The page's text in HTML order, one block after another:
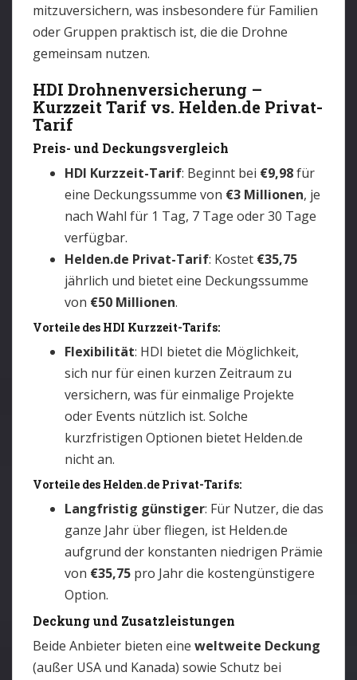
mitzuversichern, was insbesondere für Familien
oder Gruppen praktisch ist, die die Drohne
gemeinsam nutzen.
HDI Drohnenversicherung –
Kurzzeit Tarif vs. Helden.de Privat-
Tarif
Preis- und Deckungsvergleich
HDI Kurzzeit-Tarif: Beginnt bei €9,98für
eine Deckungssumme von €3 Millionen, je
nach Wahl für 1 Tag, 7 Tage oder 30 Tage
verfügbar.
Helden.de Privat-Tarif: Kostet €35,75
jährlich und bietet eine Deckungssumme
von €50 Millionen.
Vorteile des HDI Kurzzeit-Tarifs:
Flexibilität: HDI bietet die Möglichkeit,
sich nur für einen kurzen Zeitraum zu
versichern, was für einmalige Projekte
oder Events nützlich ist. Solche
kurzfristigen Optionen bietet Helden.de
nicht an.
Vorteile des Helden.de Privat-Tarifs:
Langfristig günstiger: Für Nutzer, die das
ganze Jahr über fliegen, ist Helden.de
aufgrund der konstanten niedrigen Prämie
von €35,75 pro Jahr die kostengünstigere
Option.
Deckung und Zusatzleistungen
Beide Anbieter bieten eine weltweite Deckung
(außer USA und Kanada) sowie Schutz bei